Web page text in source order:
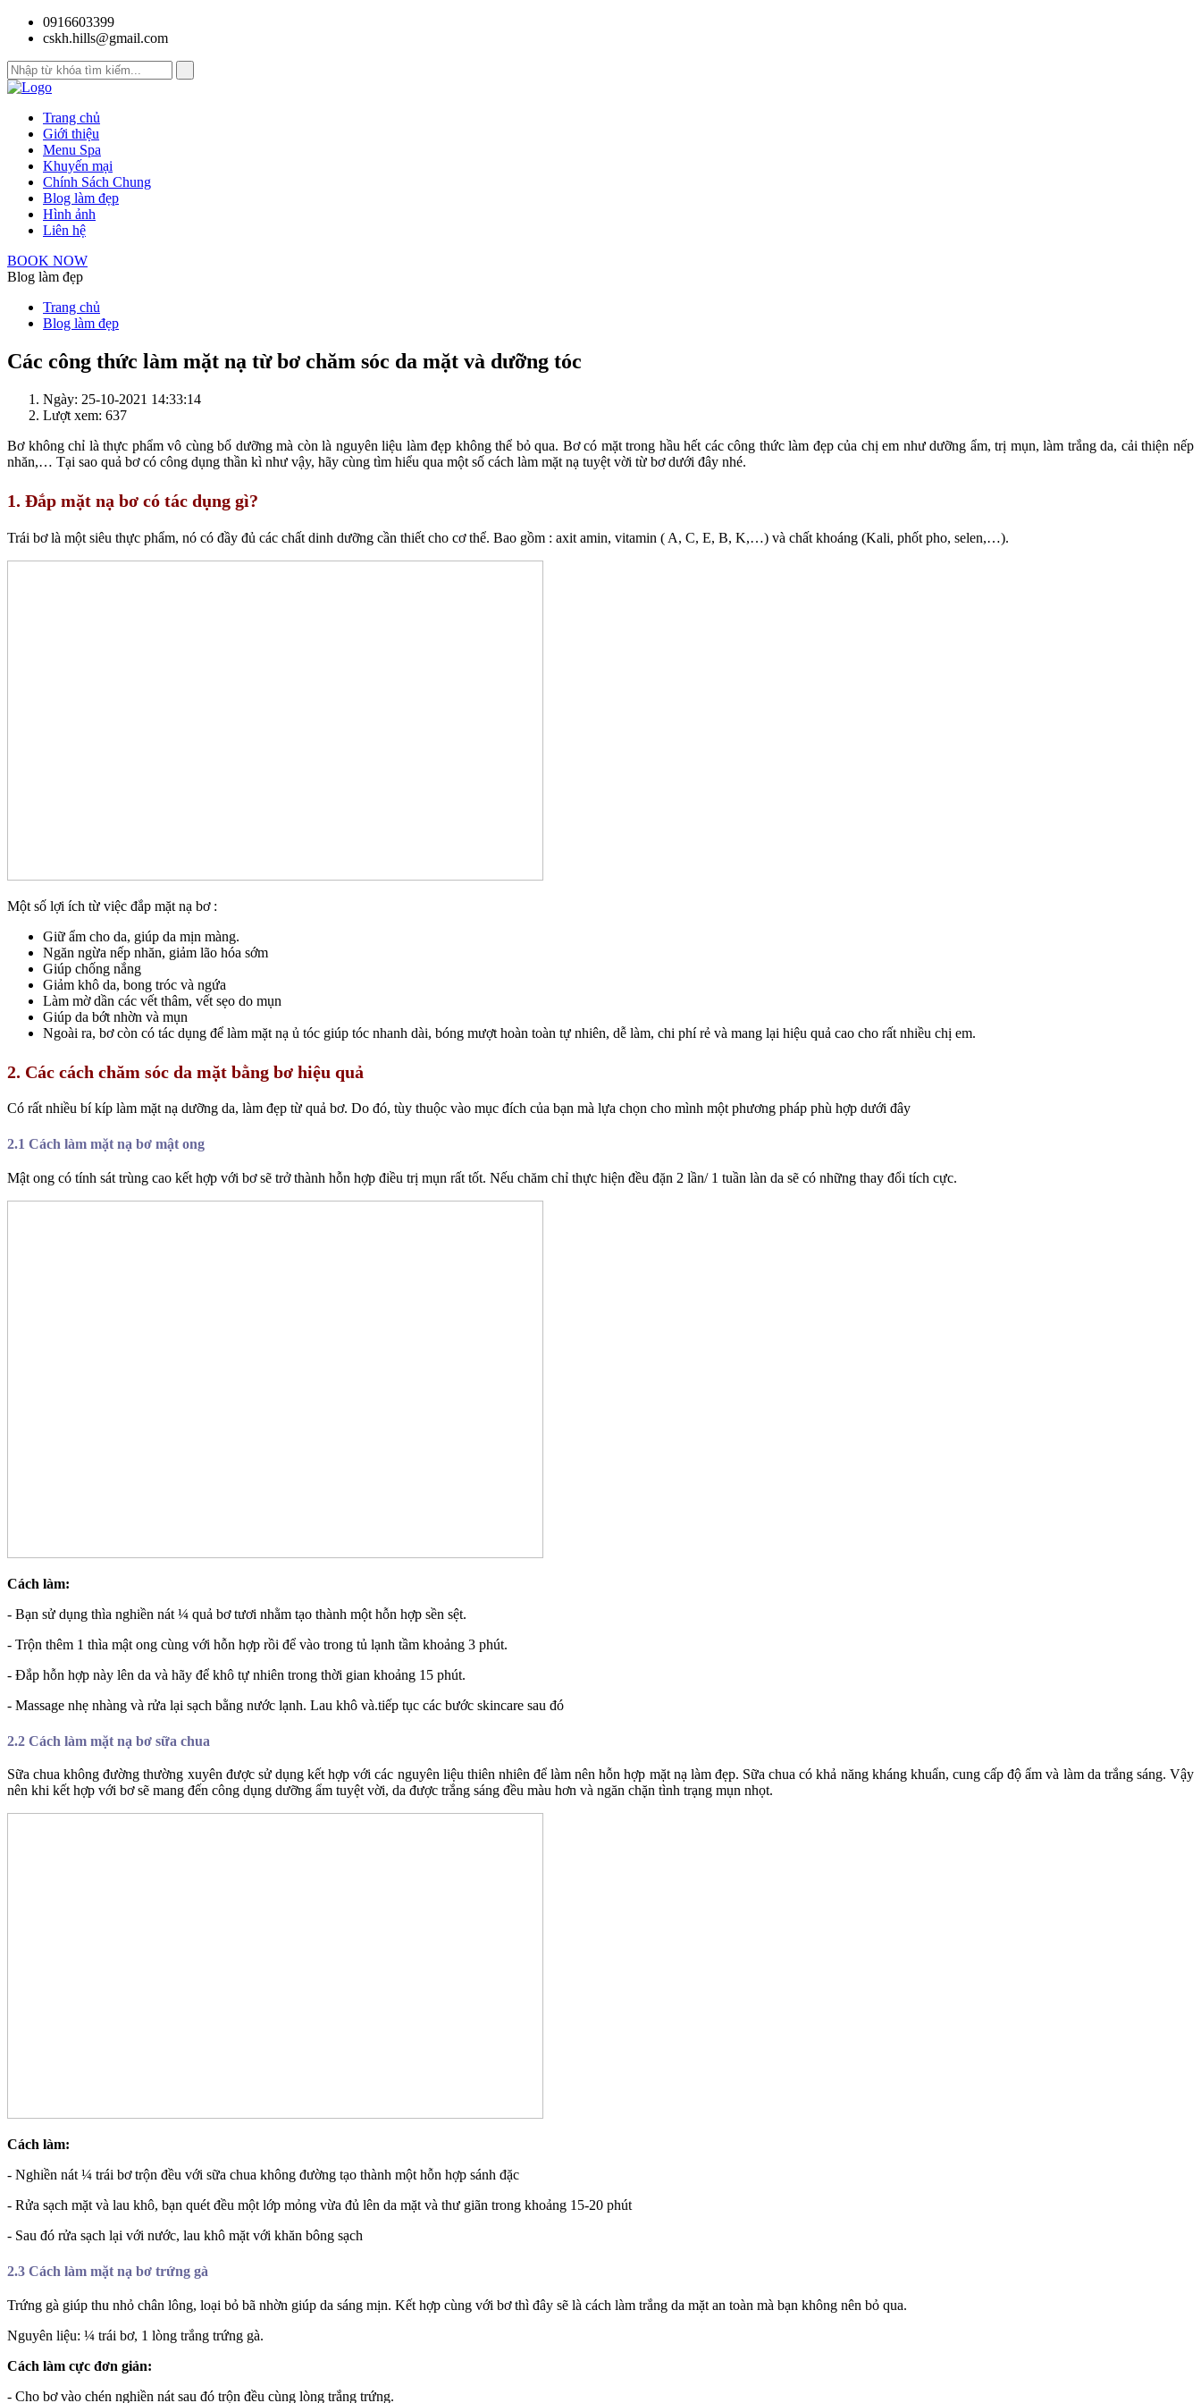
0916603399
cskh.hills@gmail.com
Trang chủ
Giới thiệu
Menu Spa
Khuyến mại
Chính Sách Chung
Blog làm đẹp
Hình ảnh
Liên hệ
BOOK NOW
Blog làm đẹp
Trang chủ
Blog làm đẹp
Các công thức làm mặt nạ từ bơ chăm sóc da mặt và dưỡng tóc
Ngày: 25-10-2021 14:33:14
Lượt xem: 637
Bơ không chỉ là thực phẩm vô cùng bổ dưỡng mà còn là nguyên liệu làm đẹp không thể bỏ qua. Bơ có mặt trong hầu hết các công thức làm đẹp của chị em như dưỡng ẩm, trị mụn, làm trắng da, cải thiện nếp
nhăn,… Tại sao quả bơ có công dụng thần kì như vậy, hãy cùng tìm hiểu qua một số cách làm mặt nạ tuyệt vời từ bơ dưới đây nhé.
1. Đắp mặt nạ bơ có tác dụng gì?
Trái bơ là một siêu thực phẩm, nó có đầy đủ các chất dinh dưỡng cần thiết cho cơ thể. Bao gồm : axit amin, vitamin ( A, C, E, B, K,…) và chất khoáng (Kali, phốt pho, selen,…).
Một số lợi ích từ việc đắp mặt nạ bơ :
Giữ ẩm cho da, giúp da mịn màng.
Ngăn ngừa nếp nhăn, giảm lão hóa sớm
Giúp chống nắng
Giảm khô da, bong tróc và ngứa
Làm mờ dần các vết thâm, vết sẹo do mụn
Giúp da bớt nhờn và mụn
Ngoài ra, bơ còn có tác dụng để làm mặt nạ ủ tóc giúp tóc nhanh dài, bóng mượt hoàn toàn tự nhiên, dễ làm, chi phí rẻ và mang lại hiệu quả cao cho rất nhiều chị em.
2. Các cách chăm sóc da mặt bằng bơ hiệu quả
Có rất nhiều bí kíp làm mặt nạ dưỡng da, làm đẹp từ quả bơ. Do đó, tùy thuộc vào mục đích của bạn mà lựa chọn cho mình một phương pháp phù hợp dưới đây
2.1 Cách làm mặt nạ bơ mật ong
Mật ong có tính sát trùng cao kết hợp với bơ sẽ trở thành hỗn hợp điều trị mụn rất tốt. Nếu chăm chỉ thực hiện đều đặn 2 lần/ 1 tuần làn da sẽ có những thay đổi tích cực.
Cách làm:
- Bạn sử dụng thìa nghiền nát ¼ quả bơ tươi nhằm tạo thành một hỗn hợp sền sệt.
- Trộn thêm 1 thìa mật ong cùng với hỗn hợp rồi để vào trong tủ lạnh tầm khoảng 3 phút.
- Đắp hỗn hợp này lên da và hãy để khô tự nhiên trong thời gian khoảng 15 phút.
- Massage nhẹ nhàng và rửa lại sạch bằng nước lạnh. Lau khô và.tiếp tục các bước skincare sau đó
2.2 Cách làm mặt nạ bơ sữa chua
Sữa chua không đường thường xuyên được sử dụng kết hợp với các nguyên liệu thiên nhiên để làm nên hỗn hợp mặt nạ làm đẹp. Sữa chua có khả năng kháng khuẩn, cung cấp độ ẩm và làm da trắng sáng. Vậy
nên khi kết hợp với bơ sẽ mang đến công dụng dưỡng ẩm tuyệt vời, da được trắng sáng đều màu hơn và ngăn chặn tình trạng mụn nhọt.
Cách làm:
- Nghiền nát ¼ trái bơ trộn đều với sữa chua không đường tạo thành một hỗn hợp sánh đặc
- Rửa sạch mặt và lau khô, bạn quét đều một lớp mỏng vừa đủ lên da mặt và thư giãn trong khoảng 15-20 phút
- Sau đó rửa sạch lại với nước, lau khô mặt với khăn bông sạch
2.3 Cách làm mặt nạ bơ trứng gà
Trứng gà giúp thu nhỏ chân lông, loại bỏ bã nhờn giúp da sáng mịn. Kết hợp cùng với bơ thì đây sẽ là cách làm trắng da mặt an toàn mà bạn không nên bỏ qua.
Nguyên liệu: ¼ trái bơ, 1 lòng trắng trứng gà.
Cách làm cực đơn giản:
- Cho bơ vào chén nghiền nát sau đó trộn đều cùng lòng trắng trứng.